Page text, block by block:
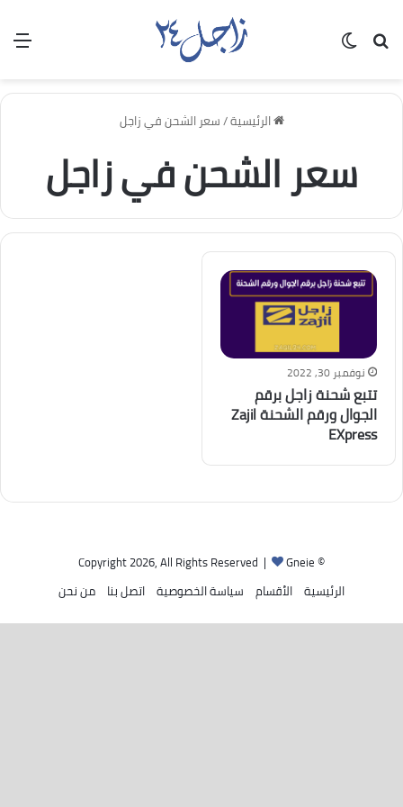
بحث عن
الرئيسية/سعر الشحن في زاجل
سعر الشحن في زاجل
نوفمبر 30, 2022
تتبع شحنة زاجل برقم
الجوال ورقم الشحنة Zajil
EXpress
© Copyright 2026, All Rights Reserved |
Gneie
الرئيسية الأقسام سياسة الخصوصية اتصل بنا من نحن